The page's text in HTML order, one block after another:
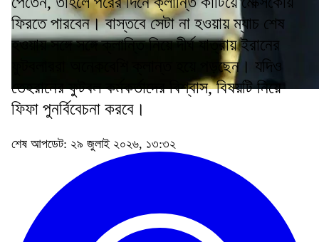
ফিরতে পারবেন। বাস্তবে সেটা না হওয়ায় ম্যাচ শেষ
হওয়ায় সঙ্গে সঙ্গে ক্লান্তি নিয়ে দীর্ঘ যাত্রায় ইরানের
ফুটবলাররা অনেকবেশি ক্লান্ত হয়ে পড়ছেন। যদিও
তেহরানের ফুটবল কর্মকর্তাদের বিশ্বাস, বিষয়টি নিয়ে
ফিফা পুনর্বিবেচনা করবে।
শেষ আপডেট: ২৯ জুলাই ২০২৬, ১৩:৩২